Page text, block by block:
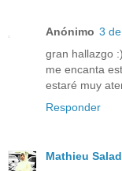
Anónimo 3
gran hallazgo :)
me encanta
estaré muy
Responder
Mathieu